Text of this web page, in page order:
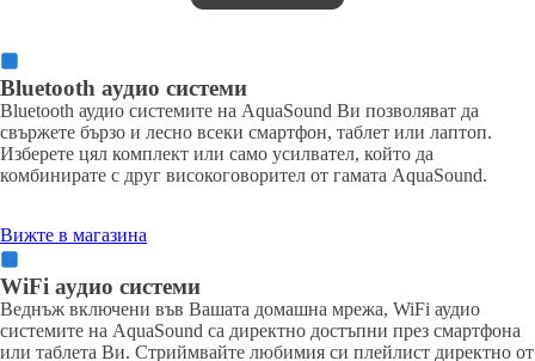
Bluetooth аудио системи
Bluetooth аудио системите на AquaSound Ви позволяват да
свържете бързо и лесно всеки смартфон, таблет или лаптоп.
Изберете цял комплект или само усилвател, който да
комбинирате с друг високоговорител от гамата AquaSound.
Вижте в магазина
WiFi аудио системи
Веднъж включени във Вашата домашна мрежа, WiFi аудио
системите на AquaSound са директно достъпни през смартфона
или таблета Ви. Стриймвайте любимия си плейлист директно от